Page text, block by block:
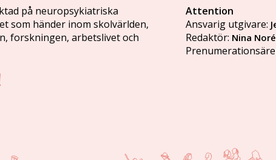
på neuropsykiatriska
som händer inom skolvärlden,
forskningen, arbetslivet och
Attention
Ansvarig utgivare:
Redaktör: Nina